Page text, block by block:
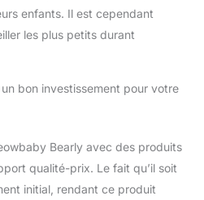
enfants. Il est cependant
les plus petits durant
bon investissement pour votre
Bearly avec des produits
qualité-prix. Le fait qu’il soit
initial, rendant ce produit